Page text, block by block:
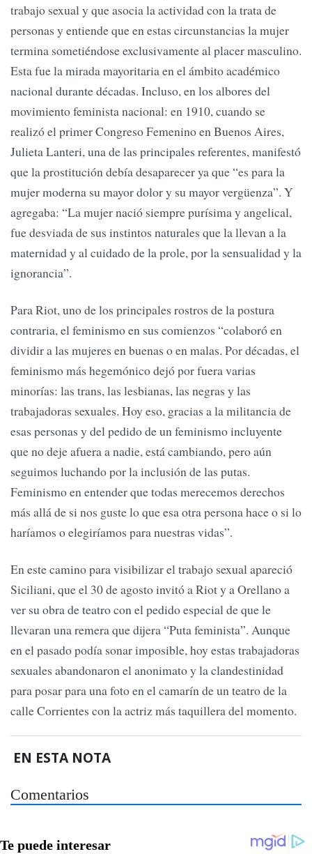
trabajo sexual y que asocia la actividad con la trata de
personas y entiende que en estas circunstancias la mujer
termina sometiéndose exclusivamente al placer masculino.
Esta fue la mirada mayoritaria en el ámbito académico
nacional durante décadas. Incluso, en los albores del
movimiento feminista nacional: en 1910, cuando se
realizó el primer Congreso Femenino en Buenos Aires,
Julieta Lanteri, una de las principales referentes, manifestó
que la prostitución debía desaparecer ya que “es para la
mujer moderna su mayor dolor y su mayor vergüenza”. Y
agregaba: “La mujer nació siempre purísima y angelical,
fue desviada de sus instintos naturales que la llevan a la
maternidad y al cuidado de la prole, por la sensualidad y la
ignorancia”.
Para Riot, uno de los principales rostros de la postura
contraria, el feminismo en sus comienzos “colaboró en
dividir a las mujeres en buenas o en malas. Por décadas, el
feminismo más hegemónico dejó por fuera varias
minorías: las trans, las lesbianas, las negras y las
trabajadoras sexuales. Hoy eso, gracias a la militancia de
esas personas y del pedido de un feminismo incluyente
que no deje afuera a nadie, está cambiando, pero aún
seguimos luchando por la inclusión de las putas.
Feminismo en entender que todas merecemos derechos
más allá de si nos guste lo que esa otra persona hace o si lo
haríamos o elegiríamos para nuestras vidas”.
En este camino para visibilizar el trabajo sexual apareció
Siciliani, que el 30 de agosto invitó a Riot y a Orellano a
ver su obra de teatro con el pedido especial de que le
llevaran una remera que dijera “Puta feminista”. Aunque
en el pasado podía sonar imposible, hoy estas trabajadoras
sexuales abandonaron el anonimato y la clandestinidad
para posar para una foto en el camarín de un teatro de la
calle Corrientes con la actriz más taquillera del momento.
EN ESTA NOTA
Comentarios